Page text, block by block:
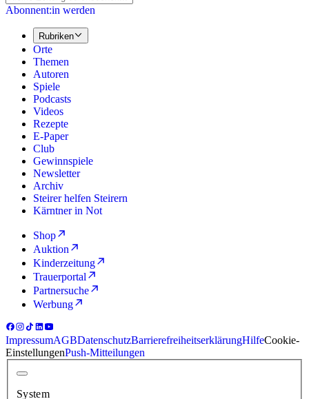
Abonnent:in werden
Rubriken
Orte
Themen
Autoren
Spiele
Podcasts
Videos
Rezepte
E-Paper
Club
Gewinnspiele
Newsletter
Archiv
Steirer helfen Steirern
Kärntner in Not
Shop
Auktion
Kinderzeitung
Trauerportal
Partnersuche
Werbung
ImpressumAGBDatenschutzBarrierefreiheitserklärungHilfeCookie-
EinstellungenPush-Mitteilungen
System